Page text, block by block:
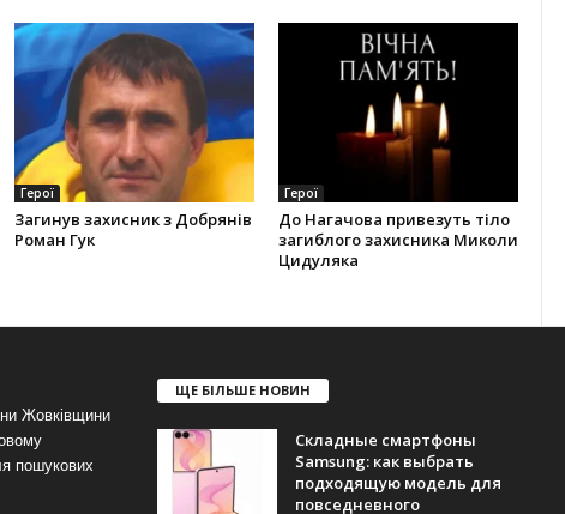
Герої
Загинув захисник з Добрянів
Роман Гук
Герої
До Нагачова привезуть тіло
загиблого захисника Миколи
Цидуляка
Жовківщини
пошукових
ЩЕ БІЛЬШЕ НОВИН
Складные смартфоны
Samsung: как выбрать
подходящую модель для
повседневного